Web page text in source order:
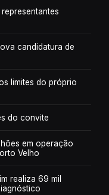
candidatura de
limites do próprio
do convite
em operação
Velho
realiza 69 mil